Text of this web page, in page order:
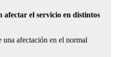
afectar el servicio en distintos
una afectación en el normal